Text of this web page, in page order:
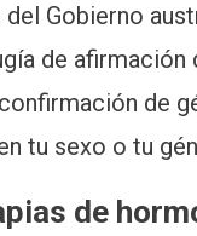
Gobierno
de
de
tu sexo o tu
de